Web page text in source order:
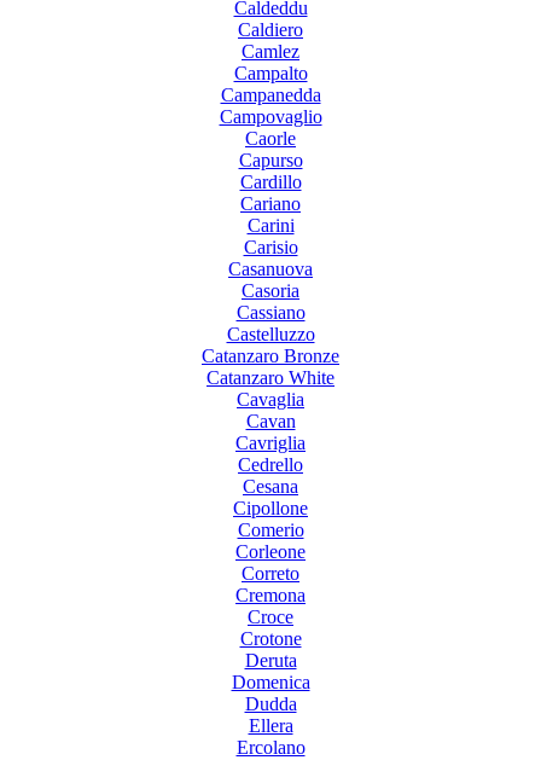
Caldeddu
Caldiero
Camlez
Campalto
Campanedda
Campovaglio
Caorle
Capurso
Cardillo
Cariano
Carini
Carisio
Casanuova
Casoria
Cassiano
Castelluzzo
Catanzaro Bronze
Catanzaro White
Cavaglia
Cavan
Cavriglia
Cedrello
Cesana
Cipollone
Comerio
Corleone
Correto
Cremona
Croce
Crotone
Deruta
Domenica
Dudda
Ellera
Ercolano